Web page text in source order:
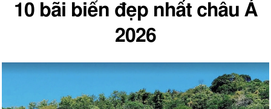
10 bãi biển đẹp nhất châu Á
2026